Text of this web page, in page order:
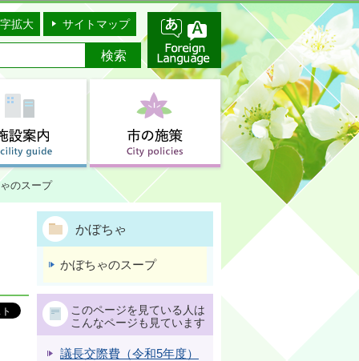
拡大 サイトマップ
のスープ
かぼちゃ
かぼちゃのスープ
このページを見ている人は
こんなページも見ています
議長交際費（令和5年度）